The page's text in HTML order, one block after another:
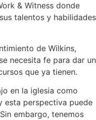
& Witness donde
talentos y
de Wilkins,
necesita fe para dar un
que ya tienen.
en la iglesia como
esta perspectiva puede
embargo, tenemos